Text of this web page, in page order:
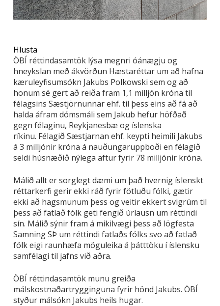
Hlusta
ÖBÍ réttindasamtök lýsa megnri óánægju og
hneykslan með ákvörðun Hæstaréttar um að hafna
kæruleyfisumsókn Jakubs Polkowski sem og að
honum sé gert að reiða fram 1,1 milljón króna til
félagsins Sæstjörnunnar ehf. til þess eins að fá að
halda áfram dómsmáli sem Jakub hefur höfðað
gegn félaginu, Reykjanesbæ og íslenska
ríkinu. Félagið Sæstjarnan ehf. keypti heimili Jakubs
á 3 milljónir króna á nauðungaruppboði en félagið
seldi húsnæðið nýlega aftur fyrir 78 milljónir króna.
Málið allt er sorglegt dæmi um það hvernig íslenskt
réttarkerfi gerir ekki ráð fyrir fötluðu fólki, gætir
ekki að hagsmunum þess og veitir ekkert svigrúm til
þess að fatlað fólk geti fengið úrlausn um réttindi
sín. Málið sýnir fram á mikilvægi þess að lögfesta
Samning SÞ um réttindi fatlaðs fólks svo að fatlað
fólk eigi raunhæfa möguleika á þátttöku í íslensku
samfélagi til jafns við aðra.
ÖBÍ réttindasamtök munu greiða
málskostnaðartrygginguna fyrir hönd Jakubs. ÖBÍ
styður málsókn Jakubs heils hugar.